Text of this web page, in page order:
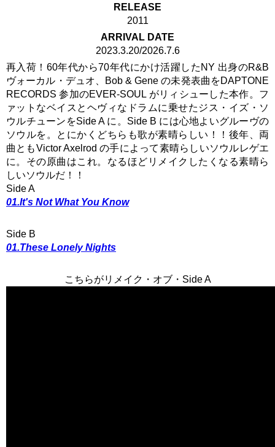
RELEASE
2011
ARRIVAL DATE
2023.3.20/2026.7.6
再入荷！60年代から70年代にかけ活躍したNY 出身のR&B
ヴォーカル・デュオ、Bob & Gene の未発表曲をDAPTONE
RECORDS 参加のEVER-SOUL がリィシューした本作。フ
ァットなベイスとヘヴィなドラムに乗せたジス・イズ・ソ
ウルチューンをSide A に。Side B には心地よいグルーヴの
ソウルを。とにかくどちらも歌が素晴らしい！！後年、両
曲ともVictor Axelrod の手によって素晴らしいソウルレゲエ
に。その原曲はこれ。なるほどリメイクしたくなる素晴ら
しいソウルだ！！
Side A
01.It's Not What You Know
Side B
01.These Lonely Nights
こちらがリメイク・オブ・Side A